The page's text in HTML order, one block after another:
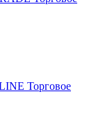
Торговое